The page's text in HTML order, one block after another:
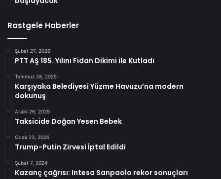
Rastgele Haberler
Şubat 27, 2026
PTT AŞ 185. Yılını Fidan Dikimi ile Kutladı
Temmuz 28, 2025
Karşıyaka Belediyesi Yüzme Havuzu’na modern
dokunuş
Aralık 26, 2025
Taksicide Doğan Yesen Bebek
Ocak 23, 2026
Trump-Putin Zirvesi İptal Edildi
Şubat 7, 2024
Kazanç çağrısı: Intesa Sanpaolo rekor sonuçları